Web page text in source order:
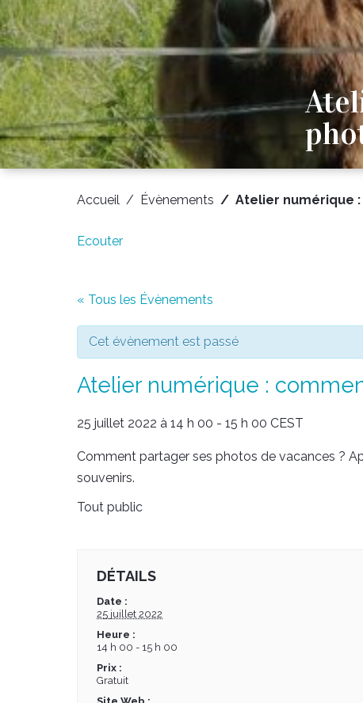
Accueil Évènements Atelier numérique
Ecouter
« Tous les Évènements
Cet évènement est passé
Atelier numérique :
25 juillet 2022 à 14 h 00 - 15 h 00 CEST
Comment partager ses photos de vacances ?
souvenirs.
Tout public
DÉTAILS
Date :
25 juillet 2022
Heure :
14 h 00 - 15 h 00
Prix :
Gratuit